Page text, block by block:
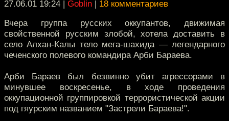
27.06.01 19:24 | Goblin | 18 комментариев
Вчера группа русских оккупантов, движимая
свойственной русским злобой, хотела доставить в
село Алхан-Калы тело мега-шахида — легендарного
чеченского полевого командира Арби Бараева.
Арби Бараев был безвинно убит агрессорами в
минувшее воскресенье, в ходе проведения
оккупационной группировкой террористической акции
под гяурским названием "Застрели Бараева!".